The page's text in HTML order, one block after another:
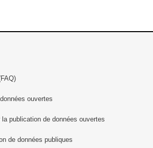
ouvertes
la publication de données ouvertes
de données publiques